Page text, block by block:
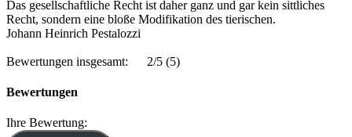
Das gesellschaftliche Recht ist daher ganz und gar kein sittliches
Recht, sondern eine bloße Modifikation des tierischen.
Johann Heinrich Pestalozzi
Bewertungen insgesamt: 2/5 (5)
Bewertungen
Ihre Bewertung: